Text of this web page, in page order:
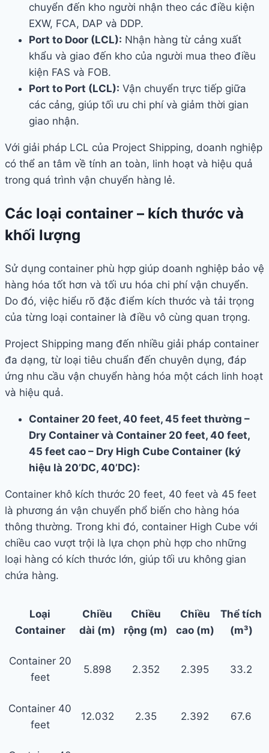
chuyển đến kho người nhận theo các điều kiện
EXW, FCA, DAP và DDP.
Port to Door (LCL): Nhận hàng từ cảng xuất
khẩu và giao đến kho của người mua theo điều
kiện FAS và FOB.
Port to Port (LCL): Vận chuyển trực tiếp giữa
các cảng, giúp tối ưu chi phí và giảm thời gian
giao nhận.
Với giải pháp LCL của Project Shipping, doanh nghiệp
có thể an tâm về tính an toàn, linh hoạt và hiệu quả
trong quá trình vận chuyển hàng lẻ.
Các loại container – kích thước và
khối lượng
Sử dụng container phù hợp giúp doanh nghiệp bảo vệ
hàng hóa tốt hơn và tối ưu hóa chi phí vận chuyển.
Do đó, việc hiểu rõ đặc điểm kích thước và tải trọng
của từng loại container là điều vô cùng quan trọng.
Project Shipping mang đến nhiều giải pháp container
đa dạng, từ loại tiêu chuẩn đến chuyên dụng, đáp
ứng nhu cầu vận chuyển hàng hóa một cách linh hoạt
và hiệu quả.
Container 20 feet, 40 feet, 45 feet thường –
Dry Container và Container 20 feet, 40 feet,
45 feet cao – Dry High Cube Container (ký
hiệu là 20’DC, 40’DC):
Container khô kích thước 20 feet, 40 feet và 45 feet
là phương án vận chuyển phổ biến cho hàng hóa
thông thường. Trong khi đó, container High Cube với
chiều cao vượt trội là lựa chọn phù hợp cho những
loại hàng có kích thước lớn, giúp tối ưu không gian
chứa hàng.
Loại
Container
Chiều
dài (m)
Chiều
rộng (m)
Chiều
cao (m)
Thể tích
(m³)
Container 20
feet
5.898 2.352 2.395 33.2
Container 40
feet
12.032 2.35 2.392 67.6